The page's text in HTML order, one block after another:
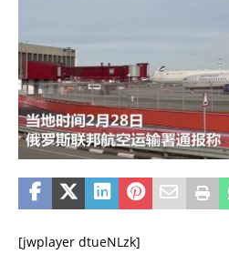
[jwplayer dtueNLzk]